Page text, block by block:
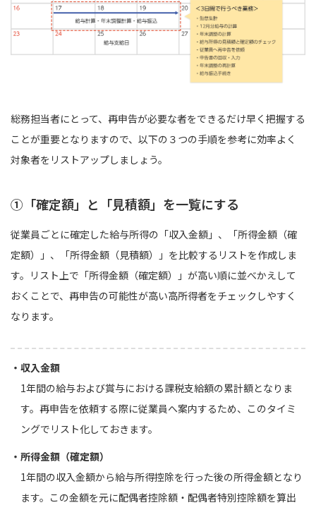
総務担当者にとって、再申告が必要な者をできるだけ早く把握する
ことが重要となりますので、以下の３つの手順を参考に効率よく
対象者をリストアップしましょう。
①「確定額」と「見積額」を一覧にする
従業員ごとに確定した給与所得の「収入金額」、「所得金額（確
定額）」、「所得金額（見積額）」を比較するリストを作成しま
す。リスト上で「所得金額（確定額）」が高い順に並べかえして
おくことで、再申告の可能性が高い高所得者をチェックしやすく
なります。
・収入金額
1年間の給与および賞与における課税支給額の累計額となりま
す。再申告を依頼する際に従業員へ案内するため、このタイミ
ングでリスト化しておきます。
・所得金額（確定額）
1年間の収入金額から給与所得控除を行った後の所得金額となり
ます。この金額を元に配偶者控除額・配偶者特別控除額を算出